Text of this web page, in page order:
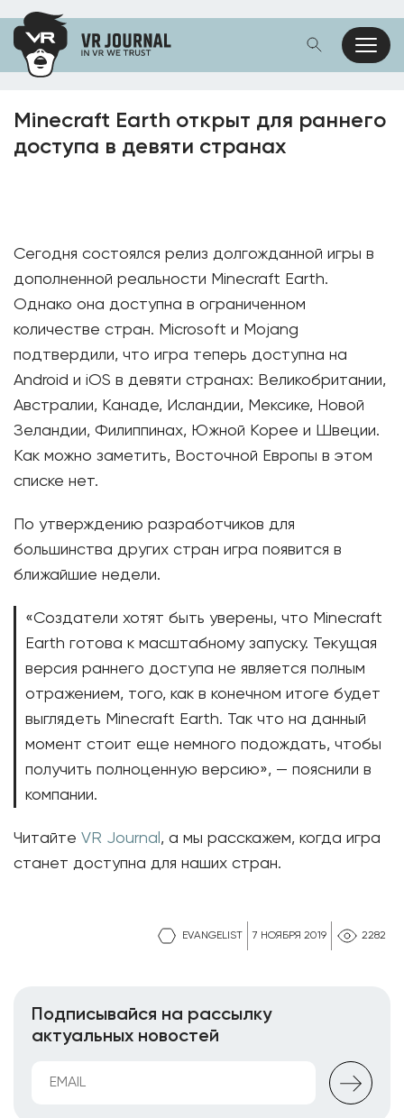
EVANGELIST 7 НОЯБРЯ 2019 2282
Minecraft Earth открыт для раннего
доступа в девяти странах
Сегодня состоялся релиз долгожданной игры в
дополненной реальности Minecraft Earth.
Однако она доступна в ограниченном
количестве стран. Microsoft и Mojang
подтвердили, что игра теперь доступна на
Android и iOS в девяти странах: Великобритании,
Австралии, Канаде, Исландии, Мексике, Новой
Зеландии, Филиппинах, Южной Корее и Швеции.
Как можно заметить, Восточной Европы в этом
списке нет.
По утверждению разработчиков для
большинства других стран игра появится в
ближайшие недели.
«Создатели хотят быть уверены, что Minecraft
Earth готова к масштабному запуску. Текущая
версия раннего доступа не является полным
отражением, того, как в конечном итоге будет
выглядеть Minecraft Earth. Так что на данный
момент стоит еще немного подождать, чтобы
получить полноценную версию», — пояснили в
компании.
Читайте VR Journal , а мы расскажем, когда игра
станет доступна для наших стран.
Подписывайся на рассылку
актуальных новостей